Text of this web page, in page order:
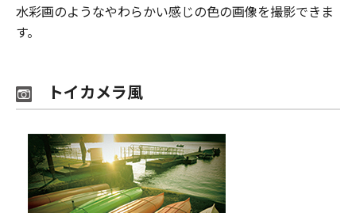
水彩画のようなやわらかい感じの色の画像を撮影できま
す。
トイカメラ風